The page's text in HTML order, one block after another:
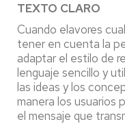
TEXTO CLARO
Cuando elavores
tener en cuenta la
adaptar el estilo de
lenguaje sencillo y
las ideas y los
manera los usuarios
el mensaje que